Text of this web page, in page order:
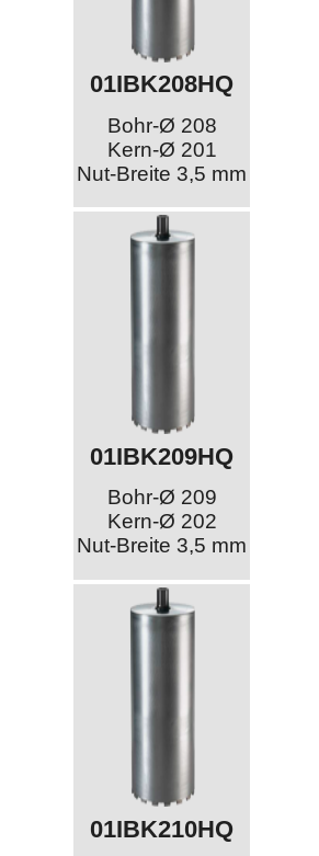
01IBK208HQ
Bohr-Ø 208
Kern-Ø 201
Nut-Breite 3,5 mm
01IBK209HQ
Bohr-Ø 209
Kern-Ø 202
Nut-Breite 3,5 mm
01IBK210HQ